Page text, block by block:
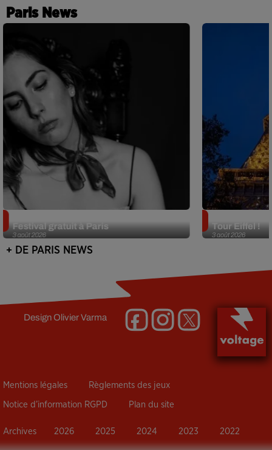
Paris News
3 août 2026
Festival gratuit à Paris
3 août 2026
Tour Eiffel !
+ DE PARIS NEWS
DesignOlivier Varma
Mentions légales Règlements des jeux
Notice d’information RGPD Plan du site
Archives 2026 2025 2024 2023 2022